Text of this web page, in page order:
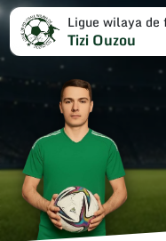
Ligue wilaya
Tizi Ouzou